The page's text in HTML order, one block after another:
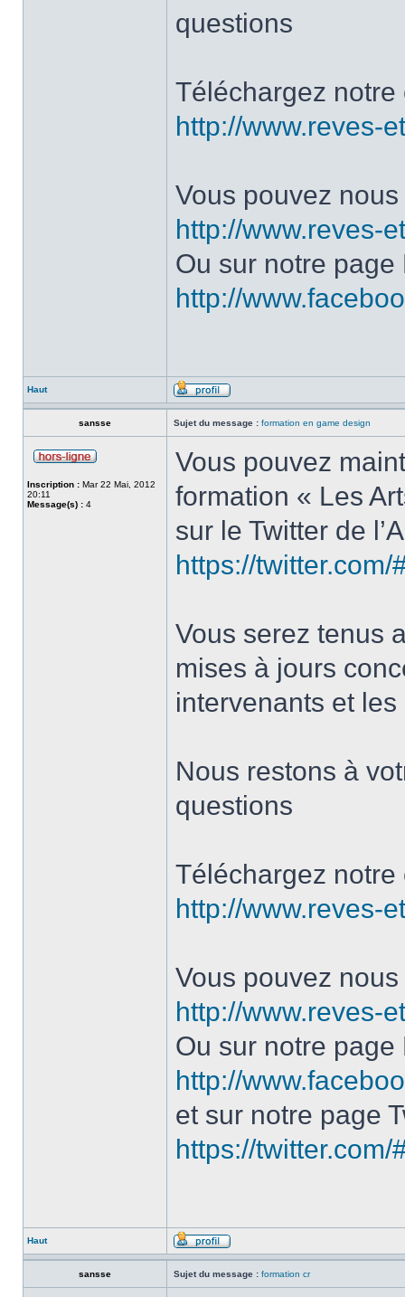
questions
Téléchargez
http://www.reves-
Vous pouvez
http://www.reves-
Ou sur notre page
http://
Haut
sansse Sujet du message : formation en game design
Inscription : Mar 22 Mai, 2012
20:11
Message(s) : 4
Vous pouvez
formation « Les
sur le Twitter de
https://twitter.com/
Vous serez tenus
mises à jours
intervenants et
Nous restons à
questions
Téléchargez
http://www.reves-
Vous pouvez
http://www.reves-
Ou sur notre page
http://
et sur notre page
https://twitter.com/
Haut
sansse Sujet du message : formation cr